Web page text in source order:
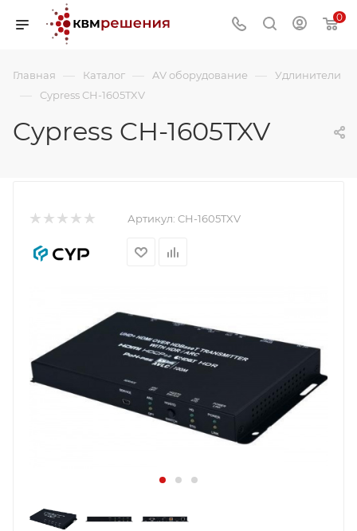
0
Главная — Каталог — AV оборудование — Удлинители
— Cypress CH-1605TXV
Cypress CH-1605TXV
Артикул: CH-1605TXV